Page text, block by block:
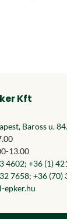
Kft
Baross u. 84.
13.00
4602; +36 (1)
7658; +36 (70)
epker.hu